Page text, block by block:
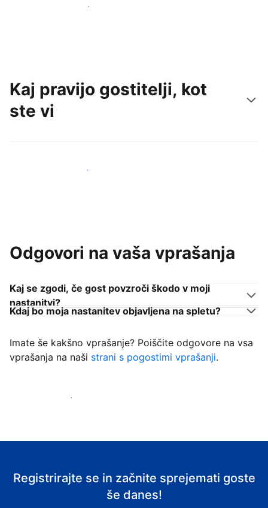
Pridobite nove goste še danes
Kaj pravijo gostitelji, kot
ste vi
Pridruži se drugim gostiteljem
Odgovori na vaša vprašanja
Kaj se zgodi, če gost povzroči škodo v moji
nastanitvi?
Kdaj bo moja nastanitev objavljena na spletu?
Imate še kakšno vprašanje? Poiščite odgovore na vsa
vprašanja na naši strani s pogostimi vprašanji.
Začni sprejemati goste
Registrirajte se in začnite sprejemati goste
še danes!